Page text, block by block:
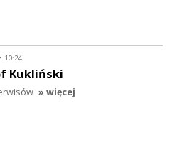
10:24
Kukliński
» więcej